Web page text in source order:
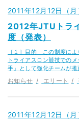
2011年12月12日（月
2012年JTUトラ
度（発表）
［１］目的 この制度に
トライアスロン競技での
手」として強化チームが
お知らせ エリート
2011年12月12日（月